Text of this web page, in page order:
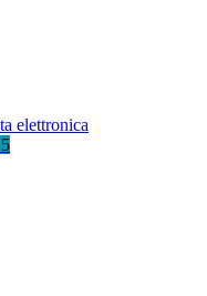
elettronica